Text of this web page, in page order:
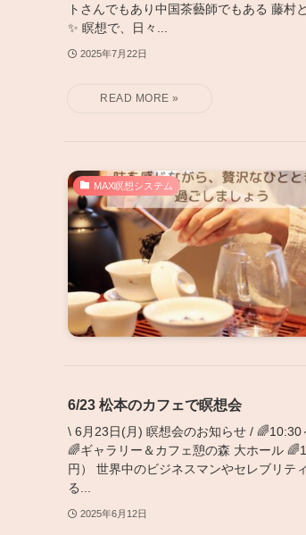
トさんでもあり中国茶藝師でもある 藤村
✨ 瞑想で、日々...
2025年7月22日
MAX瞑想システム
6/23 松本のカフェで瞑想会
\ 6月23日(月) 瞑想会のお知らせ / 🌈10:30
🌈ギャラリー＆カフェ憩の森 大ホール
円） 世界中のビジネスマンやセレブリテ
る...
2025年6月12日